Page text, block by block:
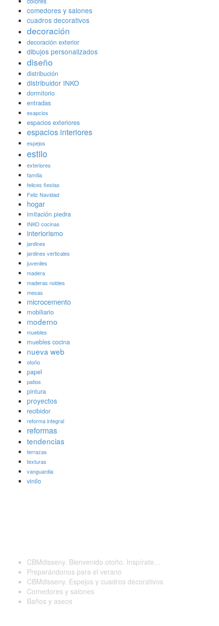
comedores y salones
cuadros decorativos
decoración
decoración exterior
dibujos personalizados
diseño
distribución
distribuidor INKO
dormitorio
entradas
esapcios
espacios exteriores
espacios interiores
espejos
estilo
exteriores
família
felices fiestas
Feliz Navidad
hogar
imitación piedra
INKO cocinas
interiorismo
jardines
jardines verticales
juveniles
madera
maderas nobles
mesas
microcemento
mobiliario
moderno
muebles
muebles cocina
nueva web
otoño
papel
patios
pintura
proyectos
recibidor
reforma integral
reformas
tendencias
terrazas
texturas
vanguardia
vinilo
CBMdisseny. Bienvenido otoño. Inspírate…
Preparándonos para el verano
CBMdisseny. Espejos y cuadros decorativos
Comedores y salones
Baños y aseos